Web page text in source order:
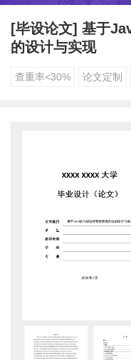
[毕设论文] 基于
的设计与实现
查重率<30% 论文定制